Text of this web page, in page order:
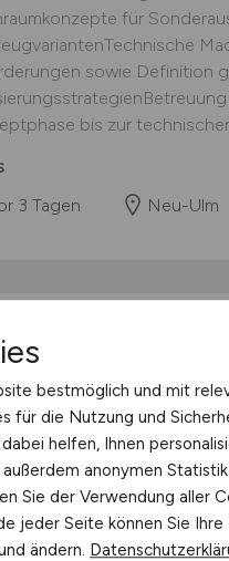
für
sowie Definition
bis zur
3 Tagen Neu-Ulm
Mechatroniker
Betreuung der
, Ab-,
bestmöglich und mit
für die Nutzung und
helfen, Ihnen
anonymen
Sie der Verwendung aller
jeder Seite können Sie Ihre
ändern.